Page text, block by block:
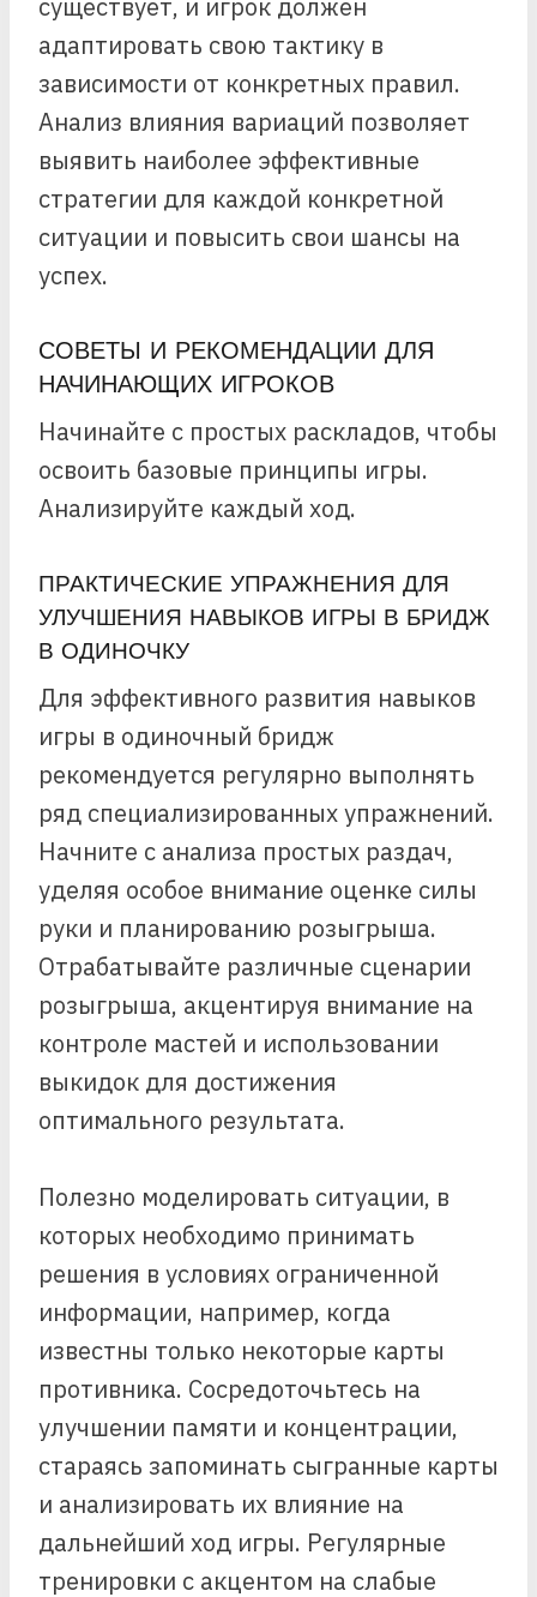
существует, и игрок должен
адаптировать свою тактику в
зависимости от конкретных правил.
Анализ влияния вариаций позволяет
выявить наиболее эффективные
стратегии для каждой конкретной
ситуации и повысить свои шансы на
успех.
СОВЕТЫ И РЕКОМЕНДАЦИИ ДЛЯ
НАЧИНАЮЩИХ ИГРОКОВ
Начинайте с простых раскладов, чтобы
освоить базовые принципы игры.
Анализируйте каждый ход.
ПРАКТИЧЕСКИЕ УПРАЖНЕНИЯ ДЛЯ
УЛУЧШЕНИЯ НАВЫКОВ ИГРЫ В БРИДЖ
В ОДИНОЧКУ
Для эффективного развития навыков
игры в одиночный бридж
рекомендуется регулярно выполнять
ряд специализированных упражнений.
Начните с анализа простых раздач,
уделяя особое внимание оценке силы
руки и планированию розыгрыша.
Отрабатывайте различные сценарии
розыгрыша, акцентируя внимание на
контроле мастей и использовании
выкидок для достижения
оптимального результата.
Полезно моделировать ситуации, в
которых необходимо принимать
решения в условиях ограниченной
информации, например, когда
известны только некоторые карты
противника. Сосредоточьтесь на
улучшении памяти и концентрации,
стараясь запоминать сыгранные карты
и анализировать их влияние на
дальнейший ход игры. Регулярные
тренировки с акцентом на слабые